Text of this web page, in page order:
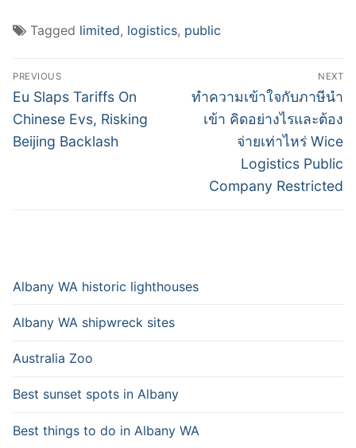
Tagged limited, logistics, public
Post
navigation
PREVIOUS
Previous
post:
Eu Slaps Tariffs On
Chinese Evs, Risking
Beijing Backlash
NEXT
Next
post:
ทำความเข้าใจกับภาษีนำ
เข้า คิดอย่างไรและต้อง
จ่ายเท่าไหร่ Wice
Logistics Public
Company Restricted
Albany WA historic lighthouses
Albany WA shipwreck sites
Australia Zoo
Best sunset spots in Albany
Best things to do in Albany WA